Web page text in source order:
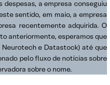
a empresa conseguiu
sentido, em maio, a empresa
recentemente adquirida. O
anteriormente, esperamos que
Neurotech e Datastock) até que
pelo fluxo de notícias sobre
sobre o nome.